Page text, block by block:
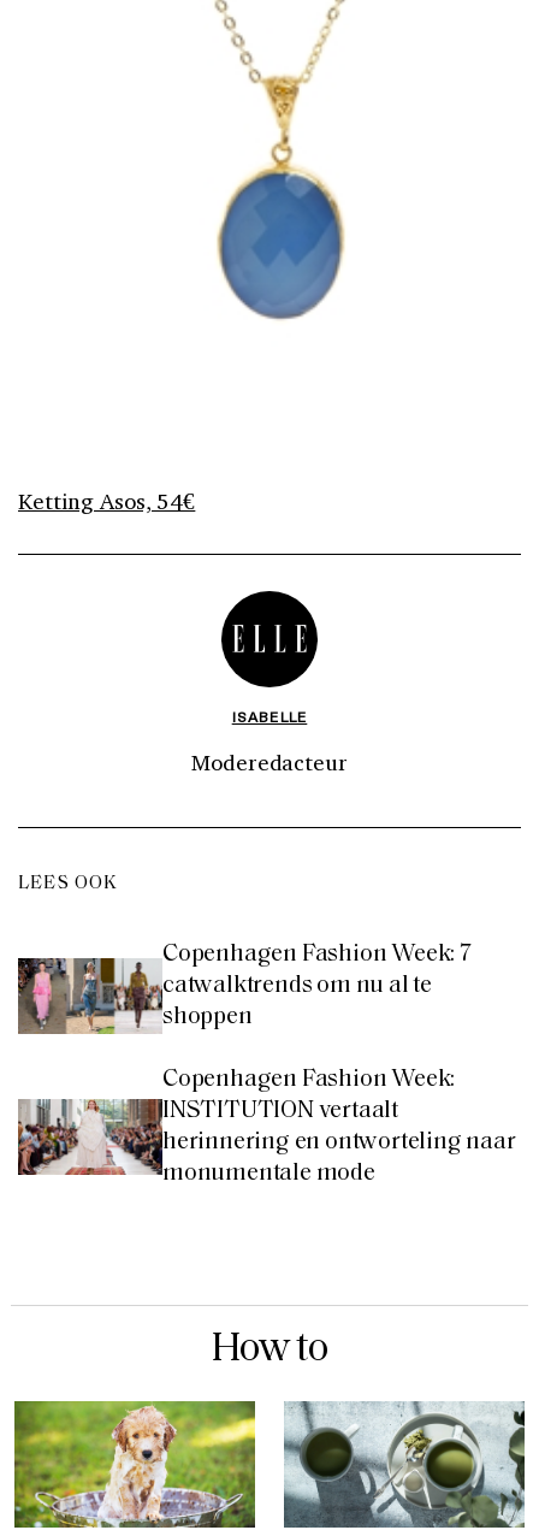
Ketting Asos, 54€
ISABELLE
Moderedacteur
LEES OOK
Copenhagen Fashion Week: 7
catwalktrends om nu al te
shoppen
Copenhagen Fashion Week:
INSTITUTION vertaalt
herinnering en ontworteling naar
monumentale mode
How to